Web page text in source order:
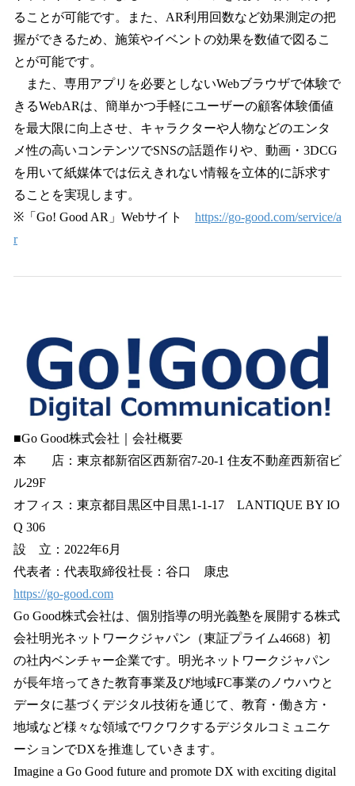
ることが可能です。また、AR利用回数など効果測定の把
握ができるため、施策やイベントの効果を数値で図るこ
とが可能です。
また、専用アプリを必要としないWebブラウザで体験で
きるWebARは、簡単かつ手軽にユーザーの顧客体験価値
を最大限に向上させ、キャラクターや人物などのエンタ
メ性の高いコンテンツでSNSの話題作りや、動画・3DCG
を用いて紙媒体では伝えきれない情報を立体的に訴求す
ることを実現します。
※「Go! Good AR」Webサイト https://go-good.com/service/a
r
■Go Good株式会社｜会社概要
本 店：東京都新宿区西新宿7-20-1 住友不動産西新宿ビ
ル29F
オフィス：東京都目黒区中目黒1-1-17 LANTIQUE BY IO
Q 306
設 立：2022年6月
代表者：代表取締役社長：谷口 康忠
https://go-good.com
Go Good株式会社は、個別指導の明光義塾を展開する株式
会社明光ネットワークジャパン（東証プライム4668）初
の社内ベンチャー企業です。明光ネットワークジャパン
が長年培ってきた教育事業及び地域FC事業のノウハウと
データに基づくデジタル技術を通じて、教育・働き方・
地域など様々な領域でワクワクするデジタルコミュニケ
ーションでDXを推進していきます。
Imagine a Go Good future and promote DX with exciting digital